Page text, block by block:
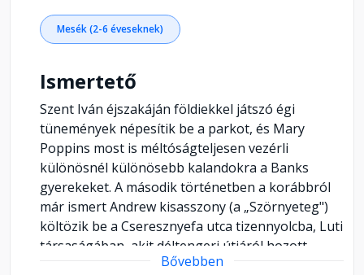
Mesék (2-6 éveseknek)
Ismertető
Szent Iván éjszakáján földiekkel játszó égi
tünemények népesítik be a parkot, és Mary
Poppins most is méltóságteljesen vezérli
különösnél különösebb kalandokra a Banks
gyerekeket. A második történetben a korábbról
már ismert Andrew kisasszony (a „Szörnyeteg")
költözik be a Cseresznyefa utca tizennyolcba, Luti
társaságában, akit déltengeri útjáról hozott
magával. A "Szörnyeteg” karmaiból kiszabadított
Bővebben